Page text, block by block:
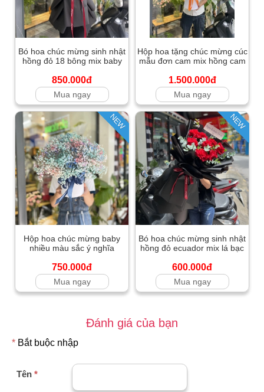
Bó hoa chúc mừng sinh nhật
hồng đỏ 18 bông mix baby
850.000đ
Mua ngay
Hộp hoa tặng chúc mừng cúc
mẫu đơn cam mix hồng cam
1.500.000đ
Mua ngay
NEW
Hộp hoa chúc mừng baby
nhiều màu sắc ý nghĩa
750.000đ
Mua ngay
NEW
Bó hoa chúc mừng sinh nhật
hồng đỏ ecuador mix lá bạc
600.000đ
Mua ngay
Đánh giá của bạn
* Bắt buộc nhập
Tên *